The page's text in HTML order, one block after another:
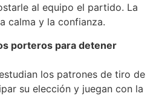
al equipo el partido. La
calma y la confianza.
porteros para detener
los patrones de tiro de
su elección y juegan con la